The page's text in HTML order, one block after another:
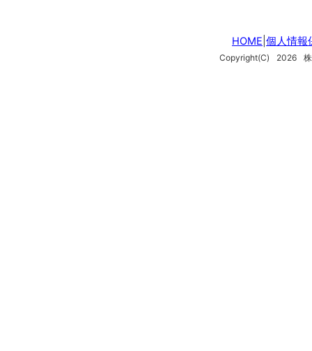
HOME 個人情報
Copyright(C) 2026